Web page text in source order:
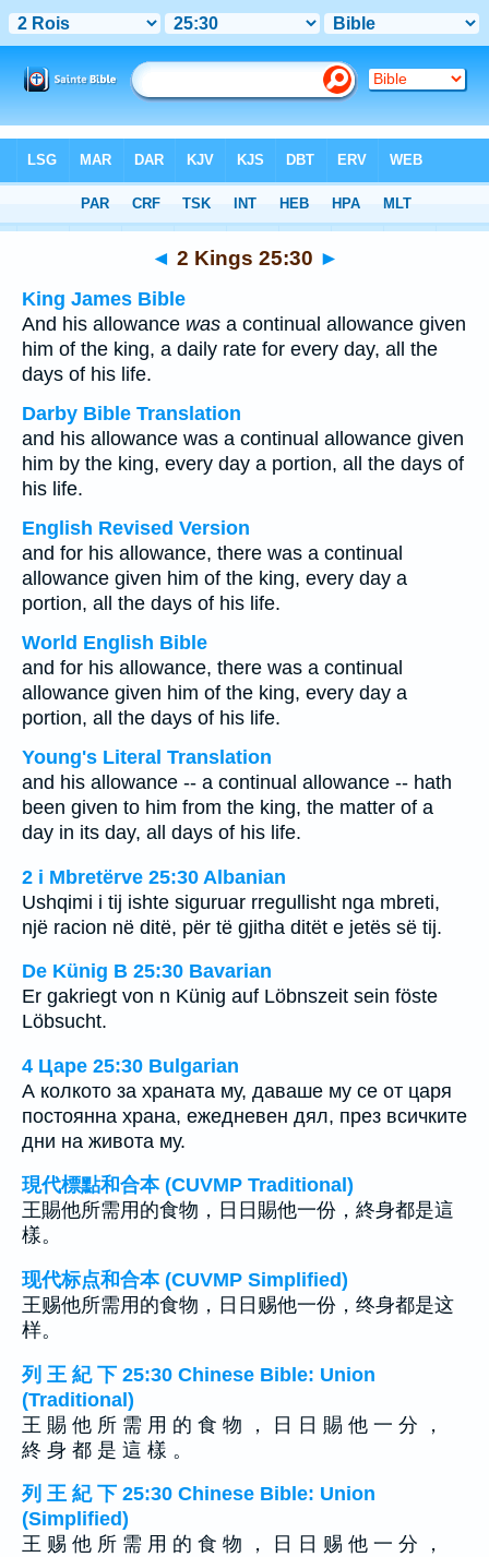
> 2 Kings 25:30
◄ 2 Kings 25:30 ►
King James Bible
And his allowance was a continual allowance given
him of the king, a daily rate for every day, all the
days of his life.
Darby Bible Translation
and his allowance was a continual allowance given
him by the king, every day a portion, all the days of
his life.
English Revised Version
and for his allowance, there was a continual
allowance given him of the king, every day a
portion, all the days of his life.
World English Bible
and for his allowance, there was a continual
allowance given him of the king, every day a
portion, all the days of his life.
Young's Literal Translation
and his allowance -- a continual allowance -- hath
been given to him from the king, the matter of a
day in its day, all days of his life.
2 i Mbretërve 25:30 Albanian
Ushqimi i tij ishte siguruar rregullisht nga mbreti,
një racion në ditë, për të gjitha ditët e jetës së tij.
De Künig B 25:30 Bavarian
Er gakriegt von n Künig auf Löbnszeit sein föste
Löbsucht.
4 Царе 25:30 Bulgarian
А колкото за храната му, даваше му се от царя
постоянна храна, ежедневен дял, през всичките
дни на живота му.
現代標點和合本 (CUVMP Traditional)
王賜他所需用的食物，日日賜他一份，終身都是這
樣。
现代标点和合本 (CUVMP Simplified)
王赐他所需用的食物，日日赐他一份，终身都是这
样。
列 王 紀 下 25:30 Chinese Bible: Union
(Traditional)
王 賜 他 所 需 用 的 食 物 ， 日 日 賜 他 一 分 ，
終 身 都 是 這 樣 。
列 王 紀 下 25:30 Chinese Bible: Union
(Simplified)
王 赐 他 所 需 用 的 食 物 ， 日 日 赐 他 一 分 ，